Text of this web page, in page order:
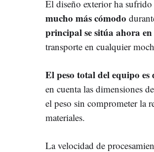
El diseño exterior ha
mucho más cómodo
principal se sitúa ahora
transporte en cualquier
El peso total del equipo es
en cuenta las dimensiones
el peso sin comprometer la
materiales.
La velocidad de